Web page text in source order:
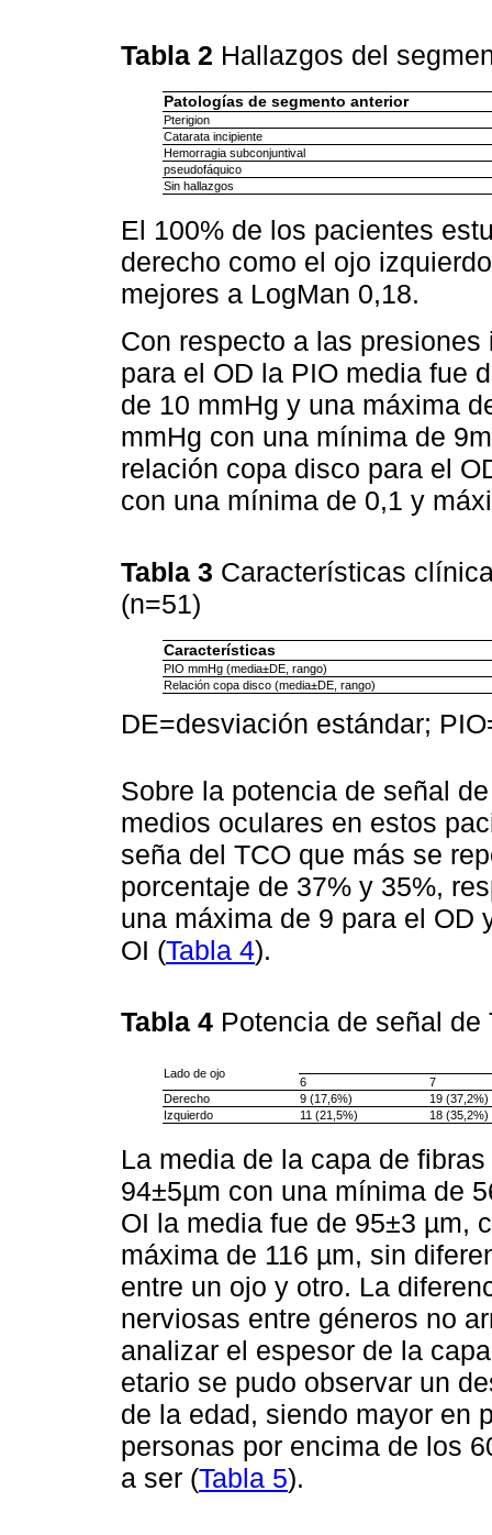
Tabla 2 Hallazgos del
Patologías de segmento anterior
Pterigion
Catarata incipiente
Hemorragia subconjuntival
pseudofáquico
Sin hallazgos
El 100% de los pacientes
derecho como el ojo
mejores a LogMan 0,18.
Con respecto a las
para el OD la PIO media fue
de 10 mmHg y una máxima
mmHg con una mínima de
relación copa disco para el
con una mínima de 0,1 y
Tabla 3 Características
(n=51)
Características
PIO mmHg (media±DE, rango)
Relación copa disco (media±DE, rango)
DE=desviación estándar;
Sobre la potencia de señal
medios oculares en estos
seña del TCO que más se
porcentaje de 37% y 35%,
una máxima de 9 para el OD
OI (Tabla 4).
Tabla 4 Potencia de señal
Lado de ojo
6
7
Derecho
9 (17,6%)
19 (37,2%)
Izquierdo
11 (21,5%) 18 (35,2%)
La media de la capa de
94±5µm con una mínima de
OI la media fue de 95±3 µm,
máxima de 116 µm, sin
entre un ojo y otro. La
nerviosas entre géneros no
analizar el espesor de la
etario se pudo observar un
de la edad, siendo mayor en
personas por encima de los
a ser (Tabla 5).